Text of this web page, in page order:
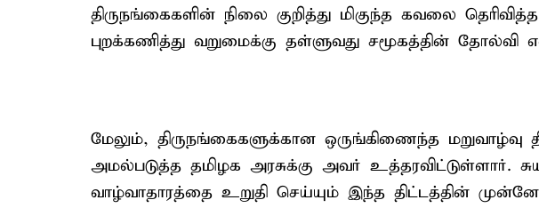
திருநங்கைகளின் நிலை குறித்து மிகுந்த கவலை
புறக்கணித்து வறுமைக்கு தள்ளுவது சமூகத்தின் தோல்வி
மேலும், திருநங்கைகளுக்கான ஒருங்கிணைந்த மறுவாழ்வு
அமல்படுத்த தமிழக அரசுக்கு அவர் உத்தரவிட்டுள்ளார்.
வாழ்வாதாரத்தை உறுதி செய்யும் இந்த திட்டத்தின்